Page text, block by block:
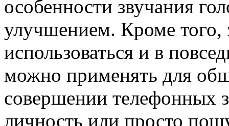
особенности звучания
улучшением. Кроме того,
использоваться и в
можно применять для
совершении телефонных
личность или просто